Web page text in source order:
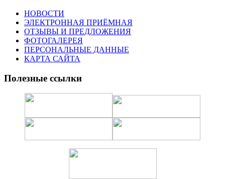
НОВОСТИ
ЭЛЕКТРОННАЯ ПРИЁМНАЯ
ОТЗЫВЫ И ПРЕДЛОЖЕНИЯ
ФОТОГАЛЕРЕЯ
ПЕРСОНАЛЬНЫЕ ДАННЫЕ
КАРТА САЙТА
Полезные ссылки